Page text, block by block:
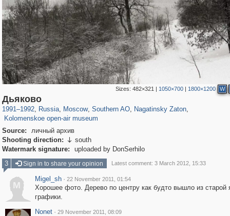
Sizes: 482×321 | 1050×700| 1800×1200 W
Дьяково
1991–1992, Russia, Moscow
319,779
, Southern AO, Nagatinsky Zaton,
Kolomenskoe open-air museum
2,331 94
Source:
личный архив
Shooting direction:  south
Watermark signature:
uploaded by DonSerhilo
3
Sign in to share your opinion Latest comment: 3 March 2012, 15:33
M
Migel_sh · 22 November 2011, 01:54
Хорошее фото. Дерево по центру как будто вышло из старой
графики.
Nonet · 29 November 2011, 08:09